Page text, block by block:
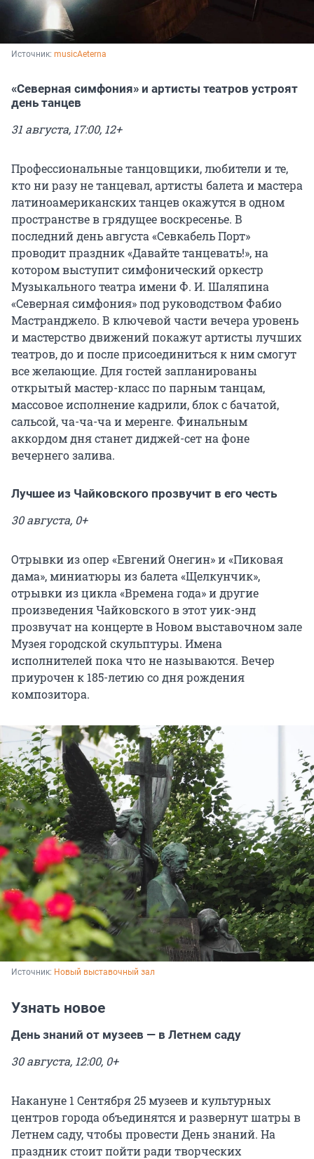
Источник: musicAeterna
«Северная симфония» и артисты театров устроят
день танцев
31 августа, 17:00, 12+
Профессиональные танцовщики, любители и те,
кто ни разу не танцевал, артисты балета и мастера
латиноамериканских танцев окажутся в одном
пространстве в грядущее воскресенье. В
последний день августа «Севкабель Порт»
проводит праздник «Давайте танцевать!», на
котором выступит симфонический оркестр
Музыкального театра имениФ. И. Шаляпина
«Северная симфония» под руководством Фабио
Мастранджело. В ключевой части вечера уровень
и мастерство движений покажут артисты лучших
театров, до и после присоединиться к ним смогут
все желающие. Для гостей запланированы
открытый мастер-класс по парным танцам,
массовое исполнение кадрили, блок с бачатой,
сальсой, ча-ча-ча и меренге. Финальным
аккордом дня станет диджей-сет на фоне
вечернего залива.
Лучшее из Чайковского прозвучит в его честь
30 августа, 0+
Отрывки из опер «Евгений Онегин» и «Пиковая
дама», миниатюры из балета «Щелкунчик»,
отрывки из цикла «Времена года» и другие
произведения Чайковского в этот уик-энд
прозвучат на концерте в Новом выставочном зале
Музея городской скульптуры. Имена
исполнителей пока что не называются. Вечер
приурочен к 185-летию со дня рождения
композитора.
Источник: Новый выставочный зал
Узнать новое
День знаний от музеев — в Летнем саду
30 августа, 12:00, 0+
Накануне 1 Сентября 25 музеев и культурных
центров города объединятся и развернут шатры в
Летнем саду, чтобы провести День знаний. На
праздник стоит пойти ради творческих